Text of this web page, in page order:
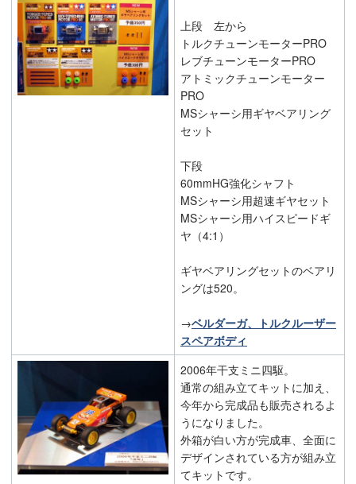
上段 左から
トルクチューンモーターPRO
レブチューンモーターPRO
アトミックチューンモーター
PRO
MSシャーシ用ギヤベアリング
セット
下段
60mmHG強化シャフト
MSシャーシ用超速ギヤセット
MSシャーシ用ハイスピードギ
ヤ（4:1）
ギヤベアリングセットのベアリ
ングは520。
→ベルダーガ、トルクルーザー
スペアボディ
2006年干支ミニ四駆。
通常の組み立てキットに加え、
今年から完成品も販売されるよ
うになりました。
外箱が白い方が完成車、全面に
デザインされている方が組み立
てキットです。